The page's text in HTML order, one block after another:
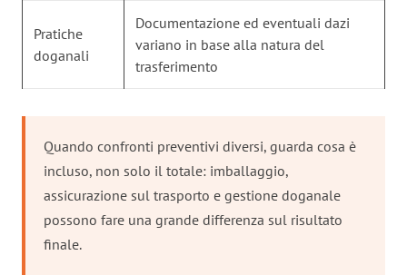
Pratiche
doganali
Documentazione ed eventuali dazi
variano in base alla natura del
trasferimento
Quando confronti preventivi diversi, guarda cosa è
incluso, non solo il totale: imballaggio,
assicurazione sul trasporto e gestione doganale
possono fare una grande differenza sul risultato
finale.